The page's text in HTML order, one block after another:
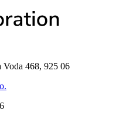
Voda 468, 925 06